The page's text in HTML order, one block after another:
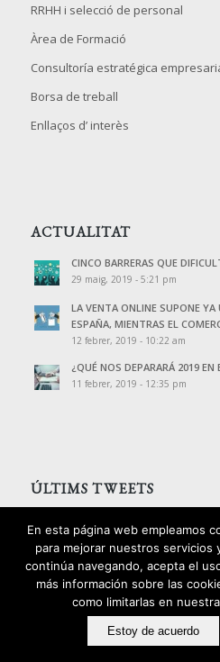
RRHH i selecció de personal
Àrea de Formació
Consultoría estratégica
Borsa de treball
Enllaços d’ interès
ACTUALITAT
CINCO BARRERAS QUE
29 maig, 2019 - 5:21 pm
LA VENTA ONLINE SUPONE
ESPAÑA, MIENTRAS EL
12 febrer, 2019 - 10:22 am
¿QUÉ NOS DEPARARÁ 2019
11 febrer, 2019 - 12:35 pm
ÚLTIMS TWEETS
Tweets de @PalomoAssessors
2016 © Copyright - Palomo Consultors
Política de privacitat
Política d’ igualtat i qualitat
En esta página web empleamos
para mejorar nuestros servicios
continúa navegando, acepta el
más información sobre las
como limitarlas en
Estoy de acuerdo